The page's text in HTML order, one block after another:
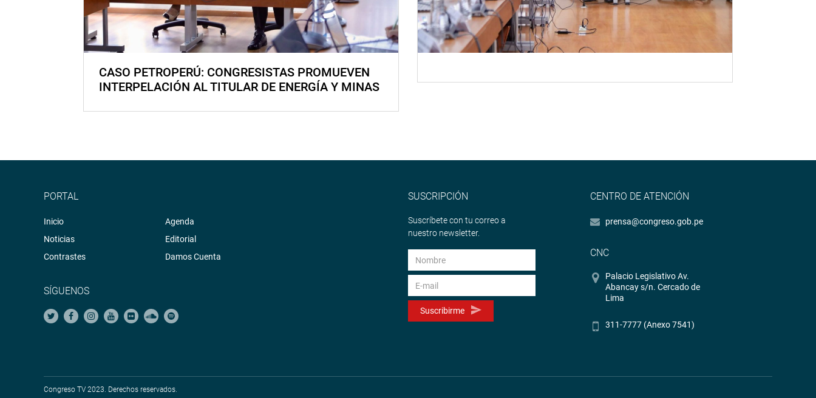
CASO PETROPERÚ: CONGRESISTAS PROMUEVEN
INTERPELACIÓN AL TITULAR DE ENERGÍA Y MINAS
PORTAL
Inicio
Noticias
Contrastes
Agenda
Editorial
Damos Cuenta
SÍGUENOS
SUSCRIPCIÓN
Suscríbete con tu correo a
nuestro newsletter.
Suscribirme
CENTRO DE ATENCIÓN
prensa@congreso.gob.pe
CNC
Palacio Legislativo Av.
Abancay s/n. Cercado de
Lima
311-7777 (Anexo 7541)
Congreso TV 2023. Derechos reservados.